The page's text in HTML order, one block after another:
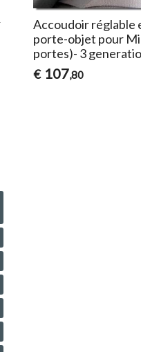
Accoudoir réglable
porte-objet pour
portes)- 3
€ 107,80